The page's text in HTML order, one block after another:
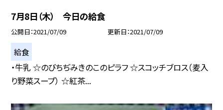
7月8日（木） 今日の給食
公開日 2021/07/09 更新日 2021/07/09
給食
・牛乳 ☆のびちぢみきのこのピラフ ☆スコッチブロス（麦入
り野菜スープ） ☆紅茶...